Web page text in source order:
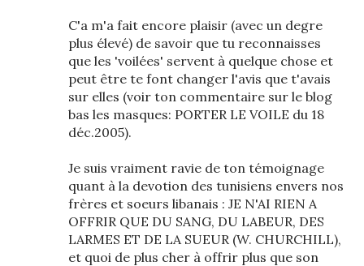
C'a m'a fait encore plaisir (avec un degre
plus élevé) de savoir que tu reconnaisses
que les 'voilées' servent à quelque chose et
peut être te font changer l'avis que t'avais
sur elles (voir ton commentaire sur le blog
bas les masques: PORTER LE VOILE du 18
déc.2005).
Je suis vraiment ravie de ton témoignage
quant à la devotion des tunisiens envers nos
frères et soeurs libanais : JE N'AI RIEN A
OFFRIR QUE DU SANG, DU LABEUR, DES
LARMES ET DE LA SUEUR (W. CHURCHILL),
et quoi de plus cher à offrir plus que son